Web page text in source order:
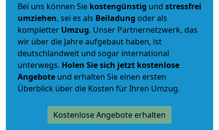
Bei uns können Sie kostengünstig und stressfrei
umziehen, sei es als Beiladung oder als
kompletter Umzug. Unser Partnernetzwerk, das
wir über die Jahre aufgebaut haben, ist
deutschlandweit und sogar international
unterwegs. Holen Sie sich jetzt kostenlose
Angebote und erhalten Sie einen ersten
Überblick über die Kosten für Ihren Umzug.
Kostenlose Angebote erhalten